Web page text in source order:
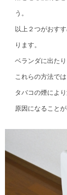
う。
以上２つがおす
ります。
ベランダに出た
これらの方法で
タバコの煙によ
原因になること